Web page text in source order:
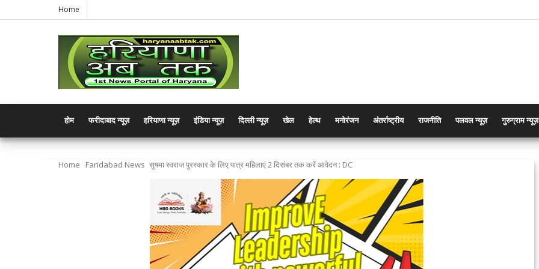
Home
होम फरीदाबाद न्यूज़ हरियाणा न्यूज़ इंडिया न्यूज़ दिल्ली न्यूज़ खेल हेल्थ मनोरंजन अंतर्राष्ट्रीय राजनीति पलवल न्यूज़ गुरुग्राम न्यूज़
Home Faridabad News सुषमा स्वराज पुरस्कार के लिए पात्र महिलाएं 2 दिसंबर तक करें आवेदन : DC